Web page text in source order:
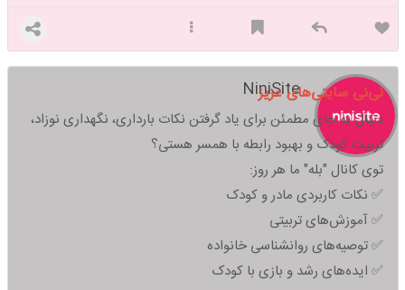
NiniSite
نی‌نی سایتی‌های عزیز
دنبال یه جای مطمئن برای یاد گرفتن نکات بارداری، نگهداری نوزاد،
تربیت کودک و بهبود رابطه با همسر هستی؟
توی کانال "بله" ما هر روز:
✅ نکات کاربردی مادر و کودک
✅ آموزش‌های تربیتی
✅ توصیه‌های روانشناسی خانواده
✅ ایده‌های رشد و بازی با کودک